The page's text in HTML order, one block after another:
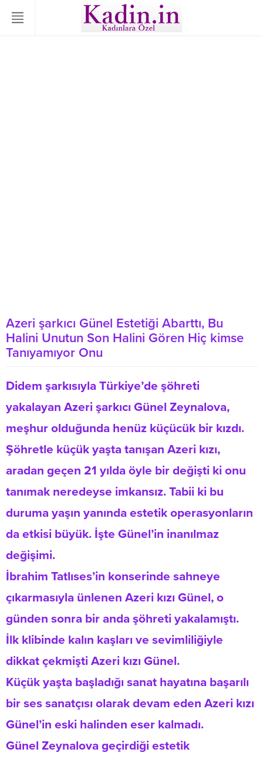
Azeri şarkıcı Günel Estetiği Abarttı, Bu
Halini Unutun Son Halini Gören Hiç kimse
Tanıyamıyor Onu
Didem şarkısıyla Türkiye’de şöhreti
yakalayan Azeri şarkıcı Günel Zeynalova,
meşhur olduğunda henüz küçücük bir kızdı.
Şöhretle küçük yaşta tanışan Azeri kızı,
aradan geçen 21 yılda öyle bir değişti ki onu
tanımak neredeyse imkansız. Tabii ki bu
duruma yaşın yanında estetik operasyonların
da etkisi büyük. İşte Günel’in inanılmaz
değişimi.
İbrahim Tatlıses’in konserinde sahneye
çıkarmasıyla ünlenen Azeri kızı Günel, o
günden sonra bir anda şöhreti yakalamıştı.
İlk klibinde kalın kaşları ve sevimliliğiyle
dikkat çekmişti Azeri kızı Günel.
Küçük yaşta başladığı sanat hayatına başarılı
bir ses sanatçısı olarak devam eden Azeri kızı
Günel’in eski halinden eser kalmadı.
Günel Zeynalova geçirdiği estetik